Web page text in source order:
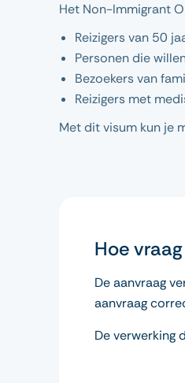
Het Non-Immigrant
Reizigers van 50
Personen die
Bezoekers van
Reizigers met
Met dit visum kun je
Hoe
De aanvraag
aanvraag
De verwerking